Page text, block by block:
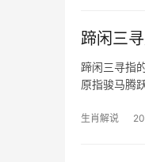
蹄闲三
蹄闲三寻指
原指骏马腾
生肖解说